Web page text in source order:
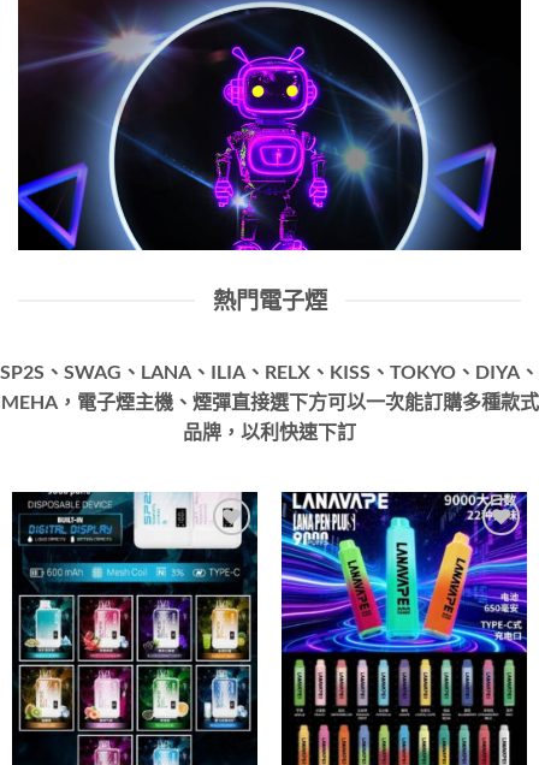
熱門電子煙
SP2S、SWAG、LANA、ILIA、RELX、KISS、TOKYO、DIYA、
MEHA，電子煙主機、煙彈直接選下方可以一次能訂購多種款式
品牌，以利快速下訂
Add to
wishlist
Add to
wishlist